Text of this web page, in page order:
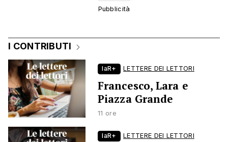
I CONTRIBUTI
laR+ LETTERE DEI LETTORI
Francesco, Lara e
Piazza Grande
11 ore
laR+ LETTERE DEI LETTORI